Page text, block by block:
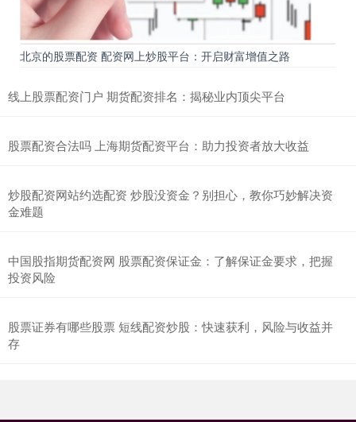
北京的股票配资 配资网上炒股平台：开启财富增值之路
线上股票配资门户 期货配资排名：揭秘业内顶尖平台
股票配资合法吗 上海期货配资平台：助力投资者放大收益
炒股配资网站约选配资 炒股没资金？别担心，教你巧妙解决资
金难题
中国股指期货配资网 股票配资保证金：了解保证金要求，把握
投资风险
股票证券有哪些股票 短线配资炒股：快速获利，风险与收益并
存